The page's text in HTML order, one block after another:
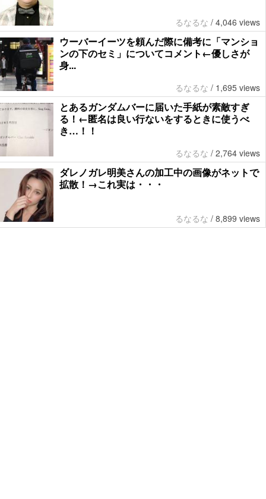
るなるな / 4,046 views
ウーバーイーツを頼んだ際に備考に「マンショ
ンの下のセミ」についてコメント←優しさが
身...
るなるな / 1,695 views
とあるガンダムバーに届いた手紙が素敵すぎ
る！←匿名は良い行ないをするときに使うべ
き…！！
るなるな / 2,764 views
ダレノガレ明美さんの加工中の画像がネットで
拡散！→これ実は・・・
るなるな / 8,899 views